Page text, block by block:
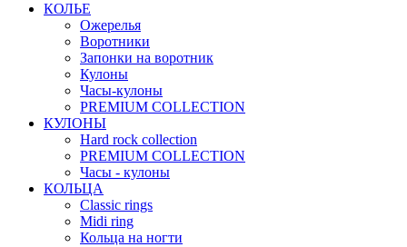
КОЛЬЕ
Ожерелья
Воротники
Запонки на воротник
Кулоны
Часы-кулоны
PREMIUM COLLECTION
КУЛОНЫ
Hard rock collection
PREMIUM COLLECTION
Часы - кулоны
КОЛЬЦА
Classic rings
Midi ring
Кольца на ногти